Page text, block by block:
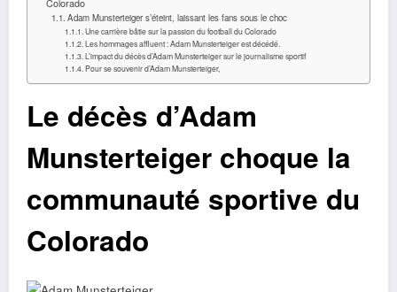
Colorado
Adam Munsterteiger s’éteint, laissant les fans sous le choc
Une carrière bâtie sur la passion du football du Colorado
Les hommages affluent : Adam Munsterteiger est décédé.
L’impact du décès d’Adam Munsterteiger sur le journalisme sportif
Pour se souvenir d’Adam Munsterteiger,
Le décès d’Adam
Munsterteiger choque la
communauté sportive du
Colorado